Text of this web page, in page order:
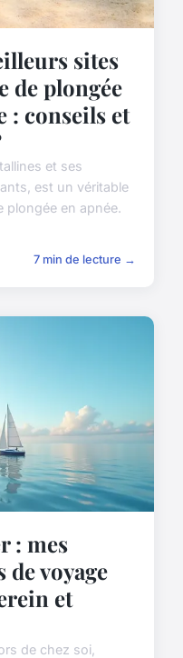
sites
de plongée
: conseils et
et ses
est un véritable
plongée en apnée.
7 min de lecture →
: mes
voyage
et
de chez soi,